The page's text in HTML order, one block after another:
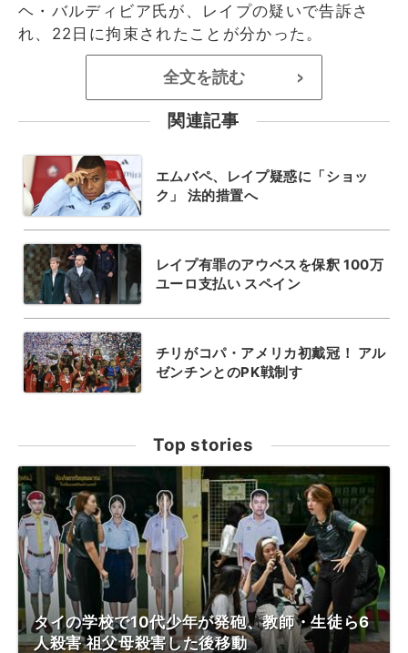
ヘ・バルディビア氏が、レイプの疑いで告訴さ
れ、22日に拘束されたことが分かった。
全文を読む >
関連記事
エムバペ、レイプ疑惑に「ショッ
ク」 法的措置へ
レイプ有罪のアウベスを保釈 100万
ユーロ支払い スペイン
チリがコパ・アメリカ初戴冠！ アル
ゼンチンとのPK戦制す
Top stories
タイの学校で10代少年が発砲、教師・生徒ら6
人殺害 祖父母殺害した後移動